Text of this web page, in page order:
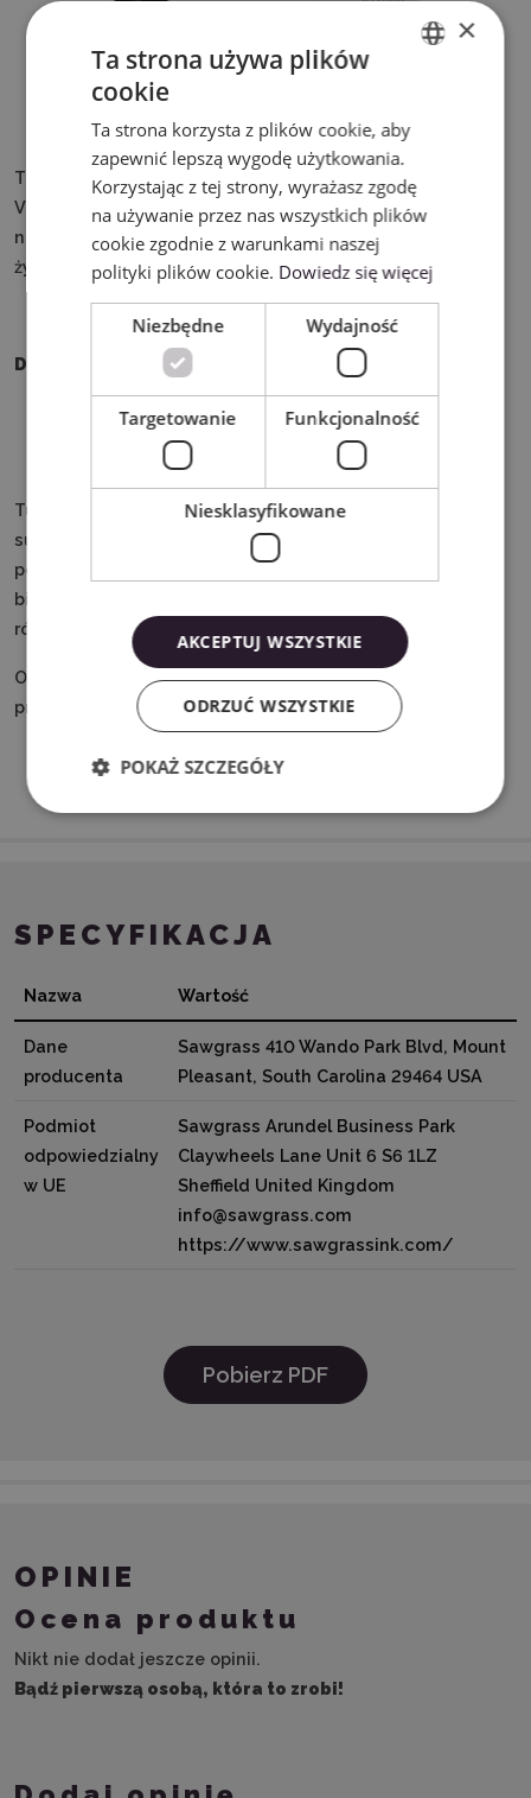
Tusz Sawgrass SubliJet-UHD można użyć z drukarką
Virtuoso SG1000. Jest to atrament sublimacyjny
najwyższej jakości pozwalający na doskonałe oddanie
żywych kolorów.
Do użytku z drukarką:
Sawgrass Virtuoso SG1000
Tusz SubliJet-UHD jest idealny do nadruków
sublimacyjnych na materiałach poliestrowych. Za jego
pomocą możesz ozdobić koszulki, torby, kubki, breloczki,
bidony, czy etui. Świetne rezultaty można osiągnąć
również przy druku na dedykowanym vinylu.
Okres przydatności żelu podany jest na opakowaniu
produktu.
SPECYFIKACJA
Nazwa Wartość
Dane
producenta
Sawgrass 410 Wando Park Blvd, Mount
Pleasant, South Carolina 29464 USA
Podmiot
odpowiedzialny
w UE
Sawgrass Arundel Business Park
Claywheels Lane Unit 6 S6 1LZ
Sheffield United Kingdom
info@sawgrass.com
https://www.sawgrassink.com/
Pobierz PDF
OPINIE
Ocena produktu
Nikt nie dodał jeszcze opinii.
Bądź pierwszą osobą, która to zrobi!
POLISH
×
Ta strona używa plików
cookie
Ta strona korzysta z plików cookie, aby
zapewnić lepszą wygodę użytkowania.
Korzystając z tej strony, wyrażasz zgodę
na używanie przez nas wszystkich plików
cookie zgodnie z warunkami naszej
polityki plików cookie. Dowiedz się więcej
Niezbędne Wydajność
Targetowanie Funkcjonalność
Niesklasyfikowane
AKCEPTUJ WSZYSTKIE
ODRZUĆ WSZYSTKIE
POKAŻ SZCZEGÓŁY